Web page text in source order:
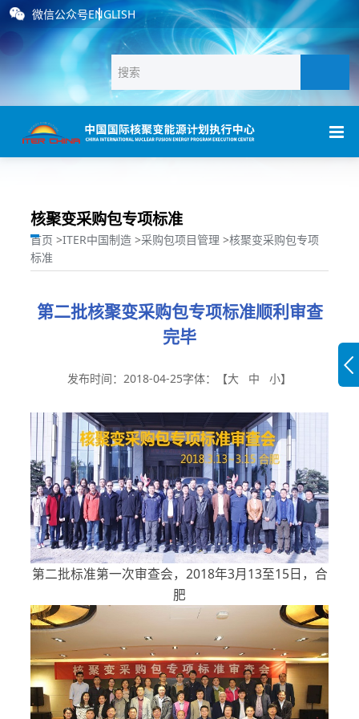
微信公众号ENGLISH
核聚变采购包专项标准
首页 >ITER中国制造 >采购包项目管理 >核聚变采购包专项
标准
第二批核聚变采购包专项标准顺利审查
完毕
发布时间：2018-04-25字体：【大 中 小】
第二批标准第一次审查会，2018年3月13至15日，合
肥